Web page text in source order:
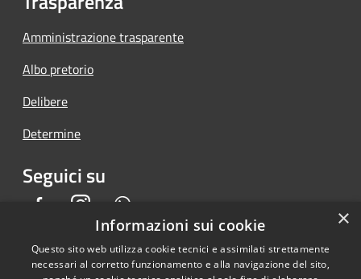
Amministrazione trasparente
Albo pretorio
Delibere
Determine
Seguici su
FacebookInstagram
×
Informazioni sui cookie
Questo sito web utilizza cookie tecnici e assimilati strettamente
necessari al corretto funzionamento e alla navigazione del sito,